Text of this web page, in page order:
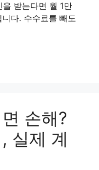
받는다면 월 1만
다. 수수료를 빼도
손해?
실제 계